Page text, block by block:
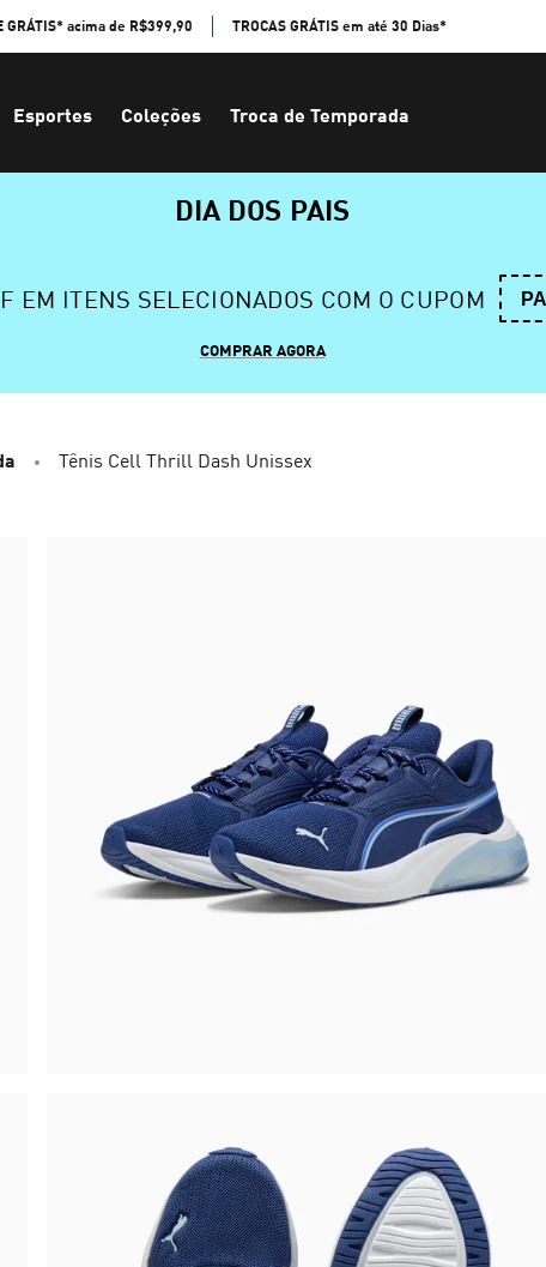
GRÁTIS* acima de R$399,90 TROCAS GRÁTIS em até 30 Dias*
Esportes Coleções Troca de Temporada
DIA DOS PAIS
EM ITENS SELECIONADOS COM O CUPOM
COMPRAR AGORA
Tênis Cell Thrill Dash Unissex